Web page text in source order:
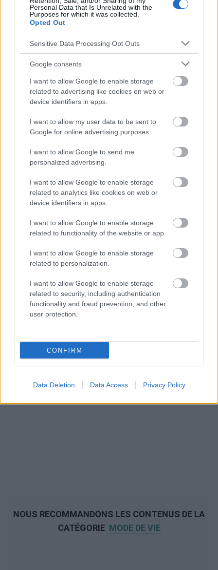
Personal Data that Is Unrelated with the
Purposes for which it was collected.
Opted Out
Sensitive Data Processing Opt Outs
Google consents
I want to allow Google to enable storage
related to advertising like cookies on web or
device identifiers in apps.
I want to allow my user data to be sent to
Google for online advertising purposes.
I want to allow Google to send me
personalized advertising.
I want to allow Google to enable storage
related to analytics like cookies on web or
device identifiers in apps.
I want to allow Google to enable storage
related to functionality of the website or app.
I want to allow Google to enable storage
related to personalization.
I want to allow Google to enable storage
related to security, including authentication
functionality and fraud prevention, and other
user protection.
CONFIRM
Data Deletion Data Access Privacy Policy
L'impact psychologique de la critique
Renforcer la résilience émotionnelle
Voir aussi en english deutsch español polskim
Le contenu et les documents de ce site Web sont éducatifs et
informatifs. L'éditeur et les éditeurs du site ne sont pas
responsables des effets de leur utilisation. Avant d'utiliser les
absolument consulter votre médecin.
Publicité:
NOUS RECOMMANDONS LES CONTENUS DE LA
CATÉGORIE MODE DE VIE